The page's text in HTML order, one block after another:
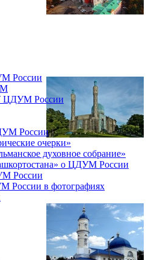
России
ЦДУМ России
России
очерки»
духовное собрание»
о ЦДУМ России
России
России в фотографиях